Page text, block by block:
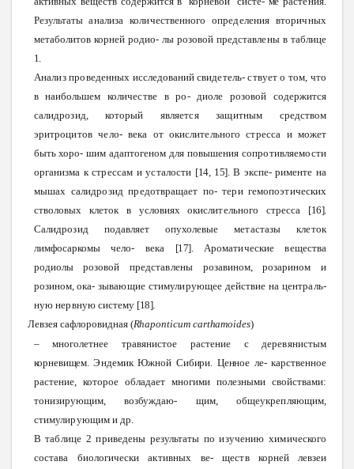
Результатыанализа количественного определения вторичных
метаболитов корнейродио- лырозовой представленыв таблице
1.
Анализ проведенных исследованийсвидетель- ствуето том, что
в наибольшемколичествевро-диоле розовой содержится
салидрозид,
который является защитным средством
эритроцитов чело-века от окислительного стресса и может
бытьхоро- шим адаптогеном для повышения сопротивляемости
организма кстрессам иусталости [14, 15]. В экспе- рименте на
мышах салидрозид предотвращает по- тери гемопоэтических
стволовых
клеток в условияхокислительного стресса
[16].
Салидрозид
подавляет опухолевыеметастазы
клеток
лимфосаркомычело- века [17]. Ароматические
вещества
родиолы розовой представленырозавином, розарином и
розином, ока-зывающие стимулирующее действие на централь-
ную нервную систему [18].
Левзея сафлоровидная (Rhaponticum carthamoides)
– многолетнее травянистое растение с деревянистым
корневищем. Эндемик Южной Сибири. Ценное ле-карственное
растение, которое обладает многими полезными свойствами:
тонизирующим,
возбуждаю- щим,
общеукрепляющим,
стимулирующим и др.
Втаблице2приведены результаты по изучению химического
состава биологическиактивных ве- ществ корнейлевзеи